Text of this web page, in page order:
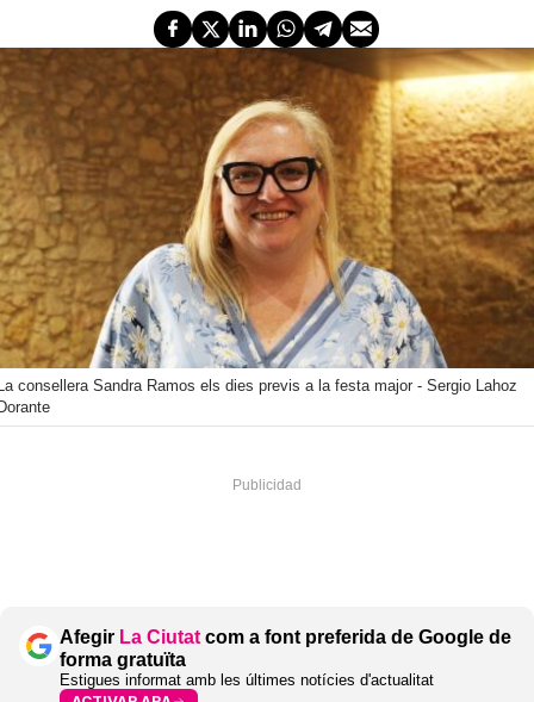
consellera Sandra Ramos els dies previs a la festa major - Sergio Lahoz
Afegir La Ciutat com a font preferida de Google de
forma gratuïta
Estigues informat amb les últimes notícies d'actualitat